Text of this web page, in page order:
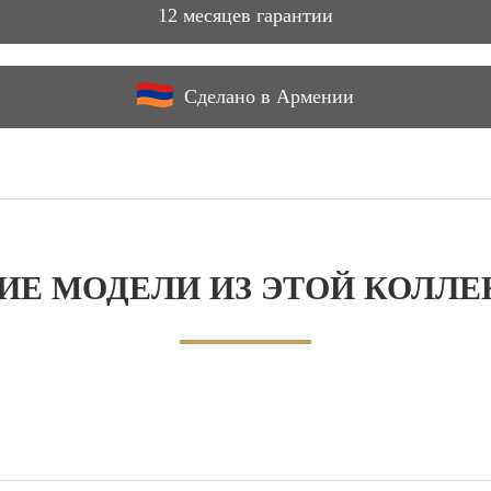
12 месяцев гарантии
Сделано в Армении
МОДЕЛИ ИЗ ЭТОЙ